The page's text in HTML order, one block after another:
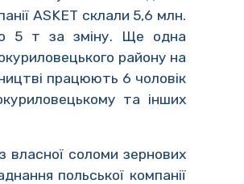
ASKET склали 5,6 млн.
5 т за зміну. Ще одна
району на
працюють 6 чоловік
та інших
власної соломи зернових
польської компанії